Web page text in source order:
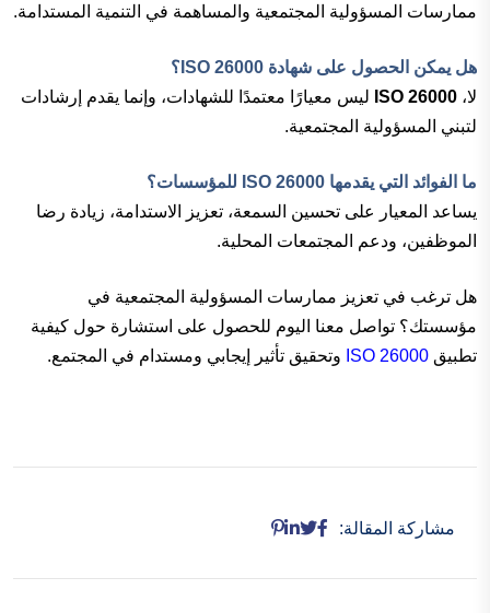
ممارسات المسؤولية المجتمعية والمساهمة في التنمية المستدامة.
هل يمكن الحصول على شهادة ISO 26000؟
لا، ISO 26000 ليس معيارًا معتمدًا للشهادات، وإنما يقدم إرشادات
لتبني المسؤولية المجتمعية.
ما الفوائد التي يقدمها ISO 26000 للمؤسسات؟
يساعد المعيار على تحسين السمعة، تعزيز الاستدامة، زيادة رضا
الموظفين، ودعم المجتمعات المحلية.
هل ترغب في تعزيز ممارسات المسؤولية المجتمعية في
مؤسستك؟ تواصل معنا اليوم للحصول على استشارة حول كيفية
تطبيق ISO 26000 وتحقيق تأثير إيجابي ومستدام في المجتمع.
مشاركة المقالة: